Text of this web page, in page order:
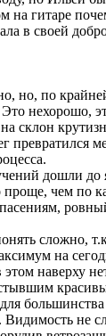
на гитаре
в своей
но, по
Это нехорошо,
склон
дошли до
чем по
сложно,
на
наверху
большинства
Видимость не